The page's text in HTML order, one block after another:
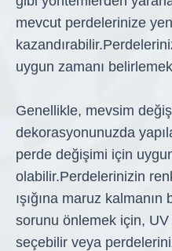
mevcut perdelerinize
kazandırabilir.
uygun zamanı
Genellikle, mevsim
dekorasyonunuzda
perde değişimi için
olabilir.Perdelerinizin
ışığına maruz
sorunu önlemek için, UV
seçebilir veya